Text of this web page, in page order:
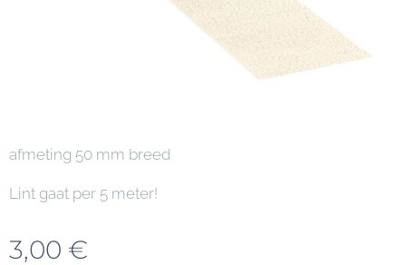
afmeting 50 mm breed
Lint gaat per 5 meter!
3,00 €